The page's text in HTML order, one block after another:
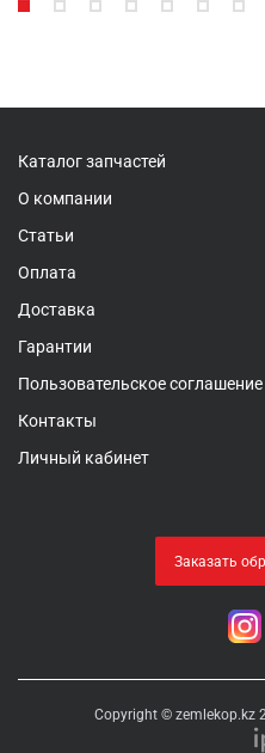
Каталог запчастей
О компании
Статьи
Оплата
Доставка
Гарантии
Пользовательское соглашение
Контакты
Личный кабинет
Заказать
Copyright © zemlekop.kz